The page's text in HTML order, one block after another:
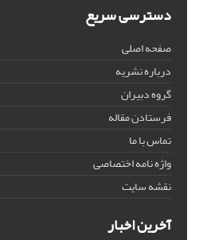
دسترسی سریع
صفحه اصلی
درباره نشریه
گروه دبیران
فرستادن مقاله
تماس با ما
واژه نامه اختصاصی
نقشه سایت
آخرین اخبار